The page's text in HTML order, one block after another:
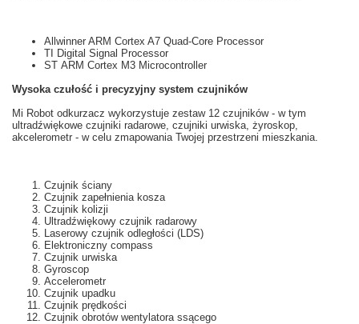
Allwinner ARM Cortex A7 Quad-Core Processor
TI Digital Signal Processor
ST ARM Cortex M3 Microcontroller
Wysoka czułość i precyzyjny system czujników
Mi Robot odkurzacz wykorzystuje zestaw 12 czujników - w tym
ultradźwiękowe czujniki radarowe, czujniki urwiska, żyroskop,
akcelerometr - w celu zmapowania Twojej przestrzeni mieszkania.
Czujnik ściany
Czujnik zapełnienia kosza
Czujnik kolizji
Ultradźwiękowy czujnik radarowy
Laserowy czujnik odległości (LDS)
Elektroniczny compass
Czujnik urwiska
Gyroscop
Accelerometr
Czujnik upadku
Czujnik prędkości
Czujnik obrotów wentylatora ssącego